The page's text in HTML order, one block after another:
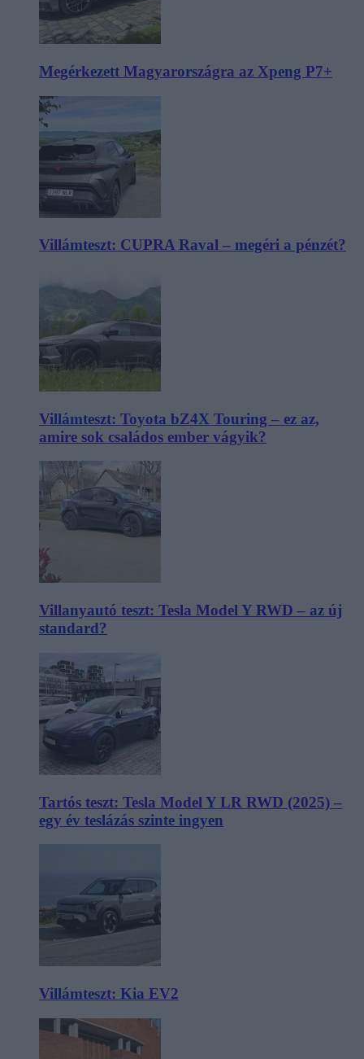
Megérkezett Magyarországra az Xpeng P7+
Villámteszt: CUPRA Raval – megéri a pénzét?
Villámteszt: Toyota bZ4X Touring – ez az,
amire sok családos ember vágyik?
Villanyautó teszt: Tesla Model Y RWD – az új
standard?
Tartós teszt: Tesla Model Y LR RWD (2025) –
egy év teslázás szinte ingyen
Villámteszt: Kia EV2